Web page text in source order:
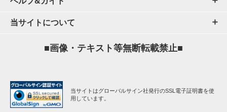
当サイトについて
■画像・テキスト等無断転載禁止■
当サイトはグローバルサイン社発行のSSL電子証明書を使
用しています。